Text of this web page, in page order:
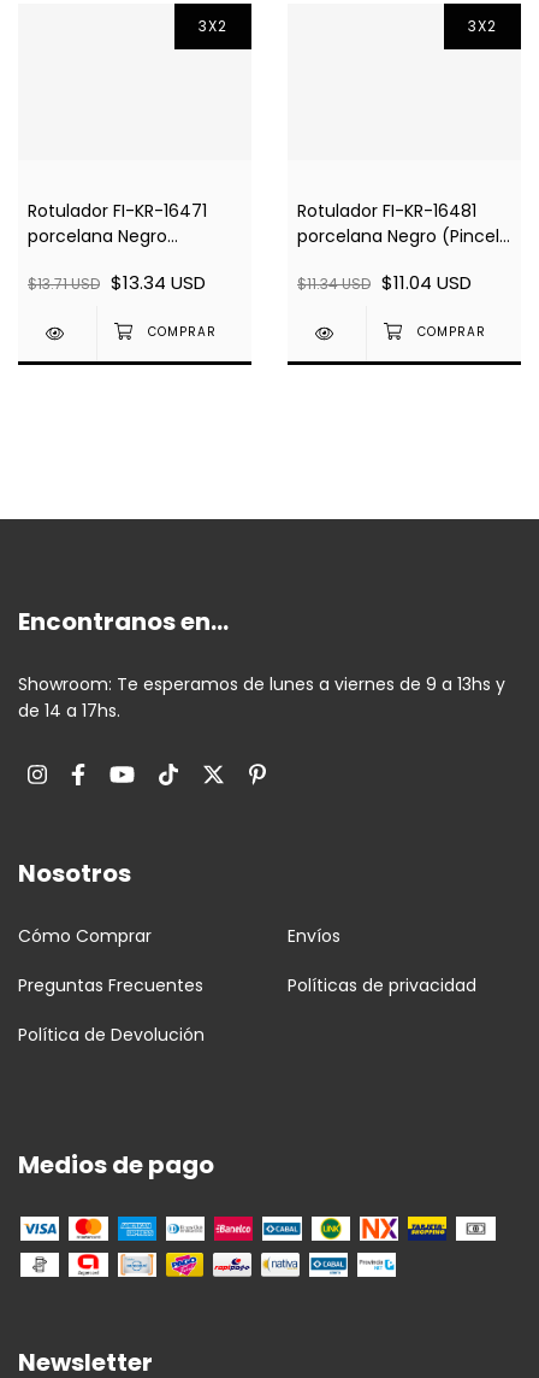
3X2
Rotulador FI-KR-16471
porcelana Negro
$13.71 USD $13.34 USD
3X2
Rotulador FI-KR-16481
porcelana Negro (Pincel)
$11.34 USD $11.04 USD
Encontranos en...
Showroom: Te esperamos de lunes a viernes de 9 a 13hs y
de 14 a 17hs.
Nosotros
Cómo Comprar Envíos
Preguntas Frecuentes Políticas de privacidad
Política de Devolución
Medios de pago
Newsletter